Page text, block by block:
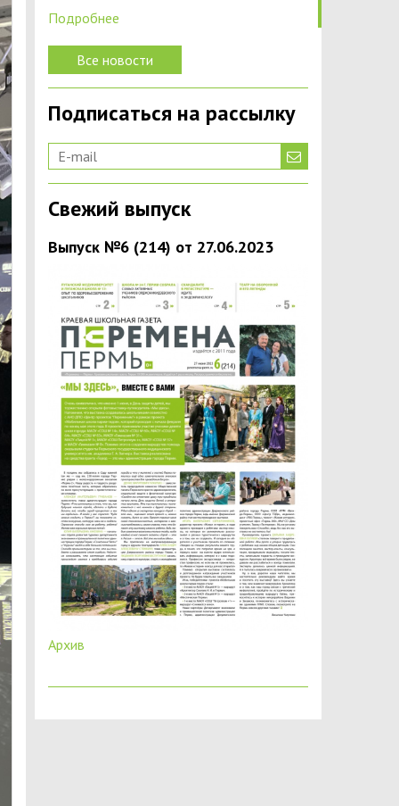
Подробнее
Все новости
Подписаться на рассылку
Свежий выпуск
Выпуск №6 (214) от 27.06.2023
Архив